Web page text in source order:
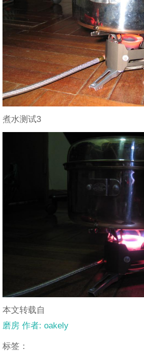
煮水测试3
本文转载自
磨房 作者: oakely
标签：